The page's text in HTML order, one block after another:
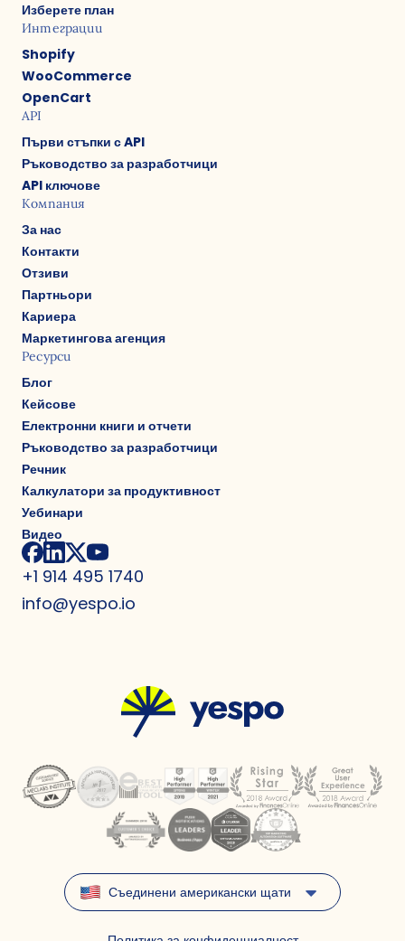
Изберете план
Интеграции
Shopify
WooCommerce
OpenCart
API
Първи стъпки с API
Ръководство за разработчици
API ключове
Компания
За нас
Контакти
Отзиви
Партньори
Кариера
Маркетингова агенция
Ресурси
Блог
Кейсове
Електронни книги и отчети
Ръководство за разработчици
Речник
Калкулатори за продуктивност
Уебинари
Видео
+1 914 495 1740
info@yespo.io
Съединени американски щати